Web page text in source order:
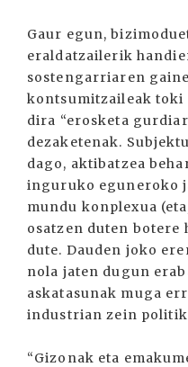
Gaur egun,
eraldatzailerik
sostengarriaren
kontsumitzaileak toki
dira “erosketa
dezaketenak.
dago, aktibatzea
inguruko eguneroko
mundu konplexua
osatzen duten botere
dute. Dauden joko
nola jaten dugun
askatasunak muga
industrian zein
“Gizonak eta